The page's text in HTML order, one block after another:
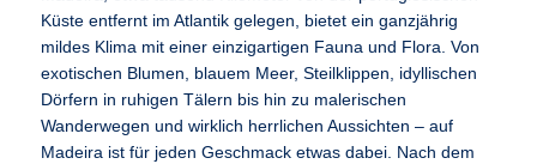
Küste entfernt im Atlantik gelegen, bietet ein ganzjährig
mildes Klima mit einer einzigartigen Fauna und Flora. Von
exotischen Blumen, blauem Meer, Steilklippen, idyllischen
Dörfern in ruhigen Tälern bis hin zu malerischen
Wanderwegen und wirklich herrlichen Aussichten – auf
Madeira ist für jeden Geschmack etwas dabei. Nach dem